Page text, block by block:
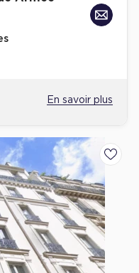
En savoir plus